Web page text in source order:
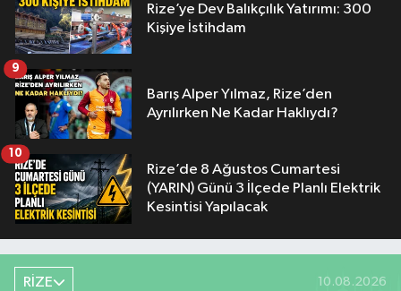
Rize’ye Dev Balıkçılık Yatırımı: 300
Kişiye İstihdam
Barış Alper Yılmaz, Rize’den
Ayrılırken Ne Kadar Haklıydı?
9
Rize’de 8 Ağustos Cumartesi
(YARIN) Günü 3 İlçede Planlı Elektrik
Kesintisi Yapılacak
10
RİZE 10.08.2026